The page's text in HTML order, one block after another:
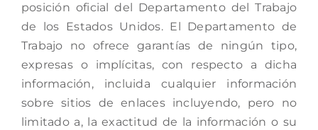
posición oficial del Departamento del Trabajo
de los Estados Unidos. El Departamento de
Trabajo no ofrece garantías de ningún tipo,
expresas o implícitas, con respecto a dicha
información, incluida cualquier información
sobre sitios de enlaces incluyendo, pero no
limitado a, la exactitud de la información o su